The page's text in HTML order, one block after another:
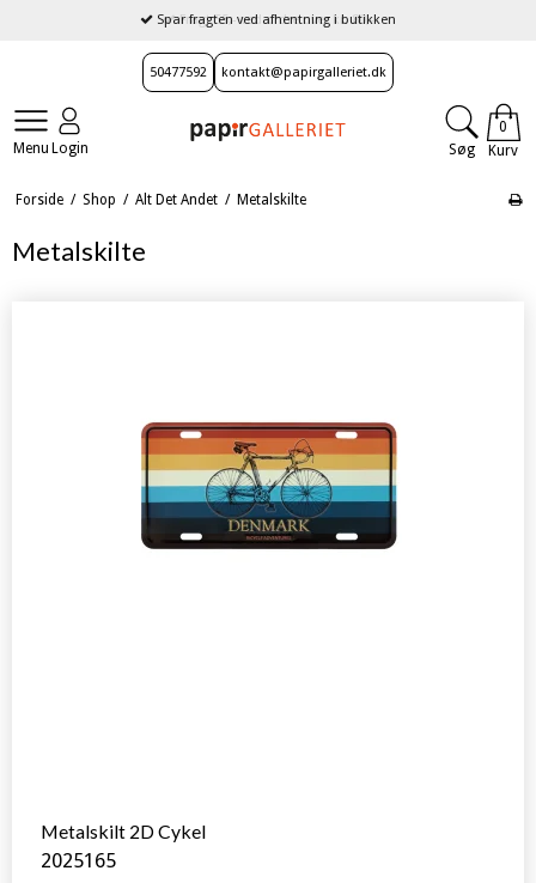
Spar fragten ved afhentning i butikken
50477592 kontakt@papirgalleriet.dk
Menu Login
0
Kurv
Søg
Forside / Shop / Alt Det Andet / Metalskilte
Metalskilte
Metalskilt 2D Cykel
2025165